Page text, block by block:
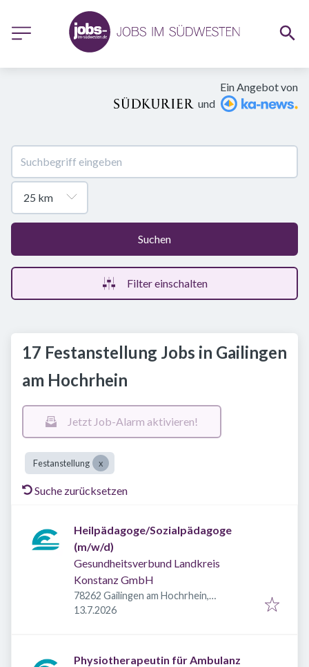
Ein Angebot von
und
Suchen
Filter einschalten
17 Festanstellung Jobs in Gailingen
am Hochrhein
Jetzt Job-Alarm aktivieren!
Festanstellung
Suche zurücksetzen
Heilpädagoge/Sozialpädagoge
(m/w/d)
Gesundheitsverbund Landkreis
Konstanz GmbH
78262 Gailingen am Hochrhein,
Deutschland
Veröffentlicht
13.7.2026
Physiotherapeutin für Ambulanz